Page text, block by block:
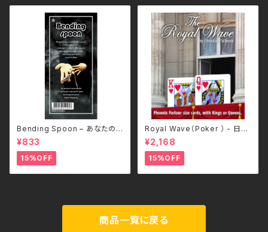
Bending Spoon – あなたのス
プーンだけが、ゆっくりと曲がっ
ていく。–
¥833
15%OFF
Royal Wave（Poker ） - 日本
語補足解説書付き
¥2,168
15%OFF
商品一覧に戻る